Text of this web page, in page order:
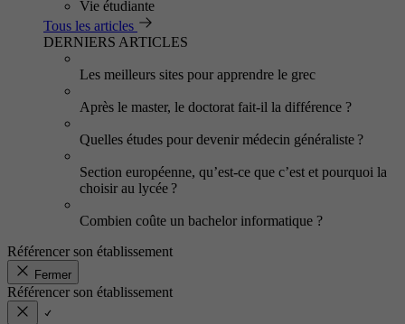
Vie étudiante
Tous les articles
DERNIERS ARTICLES
Les meilleurs sites pour apprendre le grec
Après le master, le doctorat fait-il la différence ?
Quelles études pour devenir médecin généraliste ?
Section européenne, qu’est-ce que c’est et pourquoi la
choisir au lycée ?
Combien coûte un bachelor informatique ?
Référencer son établissement
Fermer
Référencer son établissement